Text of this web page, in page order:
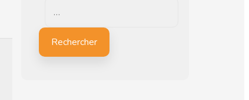
Rechercher